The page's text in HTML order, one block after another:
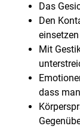
Das
Den
einsetzen
Mit
dass